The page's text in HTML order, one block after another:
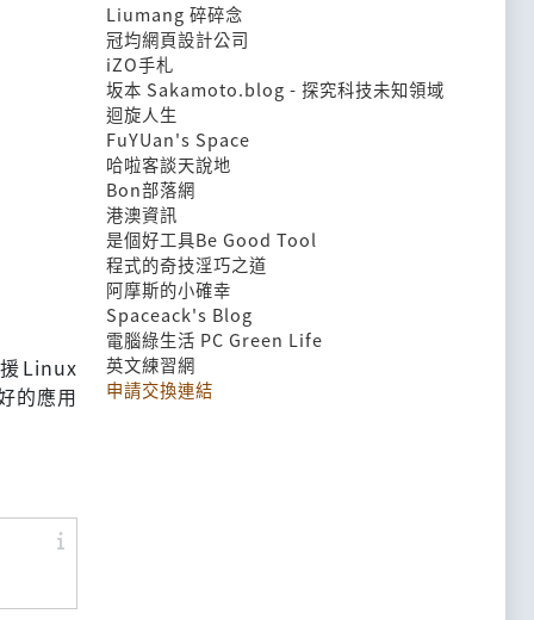
Linux
的應用
Liumang 碎碎念
冠均網頁設計公司
iZO手札
坂本 Sakamoto.blog - 探究科技未知領域
迴旋人生
FuYUan's Space
哈啦客談天說地
Bon部落網
港澳資訊
是個好工具Be Good Tool
程式的奇技淫巧之道
阿摩斯的小確幸
Spaceack's Blog
電腦綠生活 PC Green Life
英文練習網
申請交換連結